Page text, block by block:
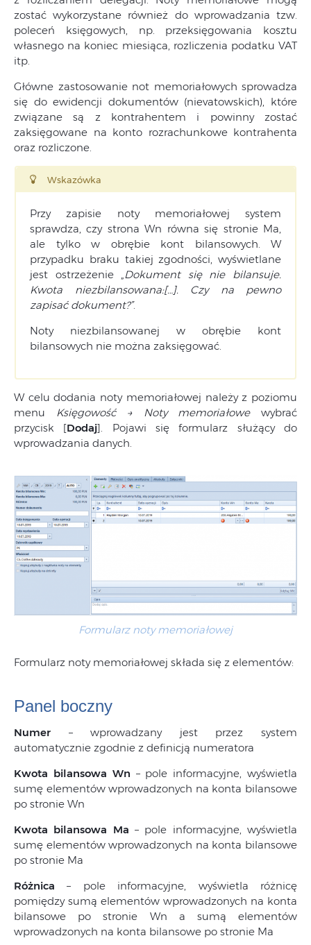
zostać wykorzystane również do wprowadzania tzw.
poleceń księgowych, np. przeksięgowania kosztu
własnego na koniec miesiąca, rozliczenia podatku VAT
itp.
Główne zastosowanie not memoriałowych sprowadza
się do ewidencji dokumentów (nievatowskich), które
związane są z kontrahentem i powinny zostać
zaksięgowane na konto rozrachunkowe kontrahenta
oraz rozliczone.
Wskazówka
Przy zapisie noty memoriałowej system
sprawdza, czy strona Wn równa się stronie Ma,
ale tylko w obrębie kont bilansowych. W
przypadku braku takiej zgodności, wyświetlane
jest ostrzeżenie „Dokument się nie bilansuje.
Kwota niezbilansowana:[…]. Czy na pewno
zapisać dokument?”.
Noty niezbilansowanej w obrębie kont
bilansowych nie można zaksięgować.
W celu dodania noty memoriałowej należy z poziomu
menu Księgowość → Noty memoriałowewybrać
przycisk [Dodaj]. Pojawi się formularz służący do
wprowadzania danych.
Formularz noty memoriałowej
Formularz noty memoriałowej składa się z elementów:
Panel boczny
Numer – wprowadzany jest przez system
automatycznie zgodnie z definicją numeratora
Kwota bilansowa Wn – pole informacyjne, wyświetla
sumę elementów wprowadzonych na konta bilansowe
po stronie Wn
Kwota bilansowa Ma – pole informacyjne, wyświetla
sumę elementów wprowadzonych na konta bilansowe
po stronie Ma
Różnica – pole informacyjne, wyświetla różnicę
pomiędzy sumą elementów wprowadzonych na konta
bilansowe po stronie Wn a sumą elementów
wprowadzonych na konta bilansowe po stronie Ma